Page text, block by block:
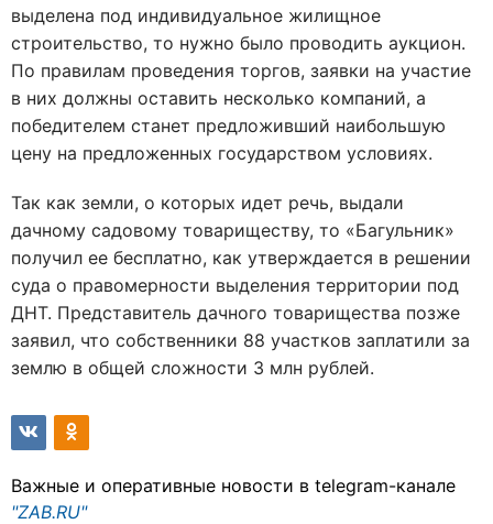
выделена под индивидуальное жилищное
строительство, то нужно было проводить аукцион.
По правилам проведения торгов, заявки на участие
в них должны оставить несколько компаний, а
победителем станет предложивший наибольшую
цену на предложенных государством условиях.
Так как земли, о которых идет речь, выдали
дачному садовому товариществу, то «Багульник»
получил ее бесплатно, как утверждается в решении
суда о правомерности выделения территории под
ДНТ. Представитель дачного товарищества позже
заявил, что собственники 88 участков заплатили за
землю в общей сложности 3 млн рублей.
Важные и оперативные новости в telegram-канале
"ZAB.RU"